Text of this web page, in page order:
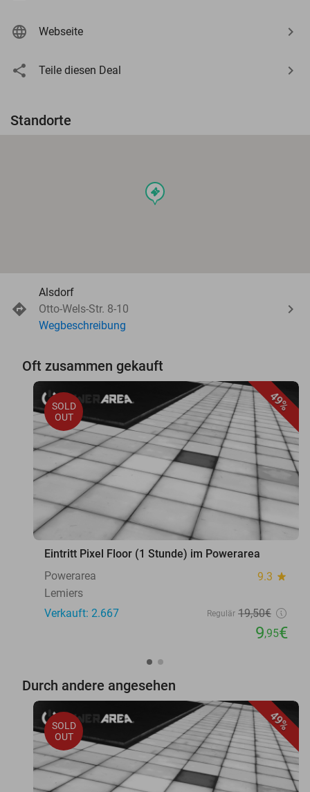
Webseite
Teile diesen Deal
Standorte
events
Alsdorf
Otto-Wels-Str. 8-10
Wegbeschreibung
Oft zusammen gekauft
49%
SOLD
OUT
Eintritt Pixel Floor (1 Stunde) im Powerarea
Powerarea
9.3 star
Lemiers
Verkauft: 2.667
Regulär 19,50€
9,95€
Durch andere angesehen
49%
SOLD
OUT